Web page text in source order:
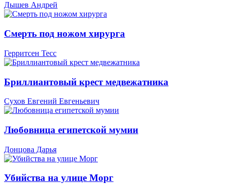
Дышев Андрей
Смерть под ножом хирурга
Герритсен Тесс
Бриллиантовый крест медвежатника
Сухов Евгений Евгеньевич
Любовница египетской мумии
Донцова Дарья
Убийства на улице Морг